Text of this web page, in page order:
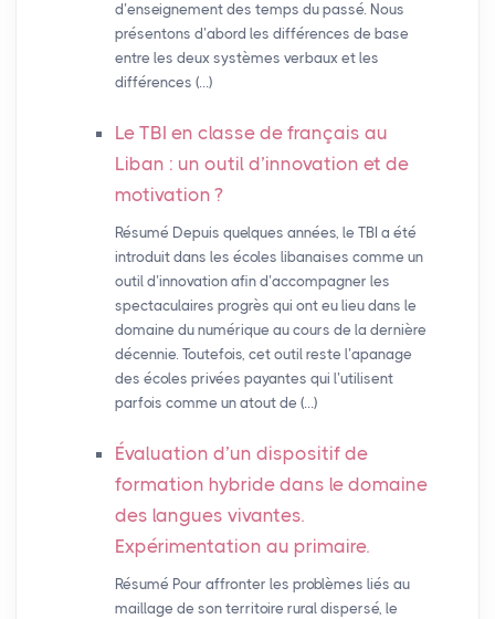
d’enseignement des temps du passé. Nous
présentons d’abord les différences de base
entre les deux systèmes verbaux et les
différences (…)
Le TBI en classe de français au
Liban : un outil d’innovation et de
motivation ?
Résumé Depuis quelques années, le TBI a été
introduit dans les écoles libanaises comme un
outil d’innovation afin d’accompagner les
spectaculaires progrès qui ont eu lieu dans le
domaine du numérique au cours de la dernière
décennie. Toutefois, cet outil reste l’apanage
des écoles privées payantes qui l’utilisent
parfois comme un atout de (…)
Évaluation d’un dispositif de
formation hybride dans le domaine
des langues vivantes.
Expérimentation au primaire.
Résumé Pour affronter les problèmes liés au
maillage de son territoire rural dispersé, le